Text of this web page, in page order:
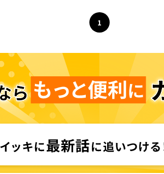
ページ
1
へ